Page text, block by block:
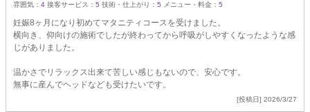
雰囲気： 4 接客サービス： 5 技術・仕上がり： 5 メニュー・料金： 5
妊娠8ヶ月になり初めてマタニティコースを受けました。
横向き、仰向けの施術でしたが終わってから呼吸がしやすくなったような感
じがありました。
温かさでリラックス出来て苦しい感じもないので、安心です。
無事に産んでヘッドなども受けたいです。
[投稿日] 2026/3/27